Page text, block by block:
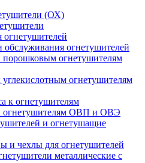
(ОХ)
обслуживания огнетушителей
порошковым огнетушителям
углекислотным огнетушителям
к огнетушителям
огнетушителям ОВП и ОВЭ
и огнетушащие
и чехлы для огнетушителей
металлические с